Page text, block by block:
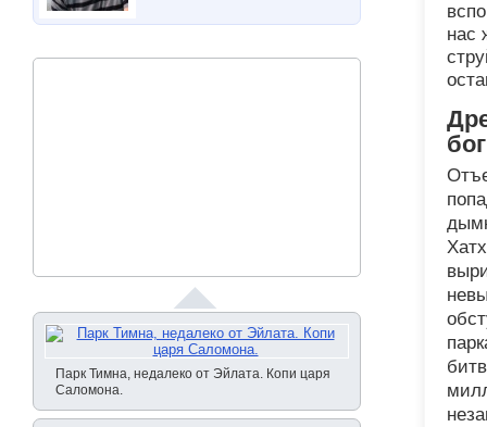
Парк Тимна, недалеко от Эйлата. Копи царя
Саломона.
нас